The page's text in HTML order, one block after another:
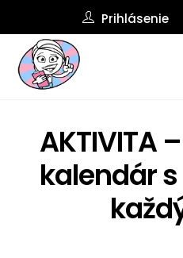
to
content
Prihlásenie
AKTIVITA
kalendár